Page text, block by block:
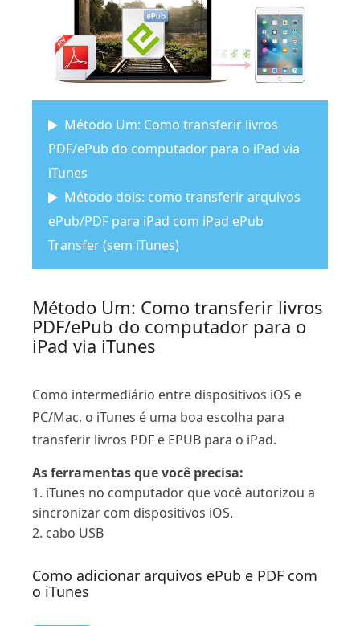
Método Um: Como transferir livros
PDF/ePub do computador para o iPad via
iTunes
Método dois: como transferir arquivos
ePub/PDF para iPad com iPad ePub
Transfer (sem iTunes)
Método Um: Como transferir livros
PDF/ePub do computador para o
iPad via iTunes
Como intermediário entre dispositivos iOS e
PC/Mac, o iTunes é uma boa escolha para
transferir livros PDF e EPUB para o iPad.
As ferramentas que você precisa:
1. iTunes no computador que você autorizou a
sincronizar com dispositivos iOS.
2. cabo USB
Como adicionar arquivos ePub e PDF com
o iTunes